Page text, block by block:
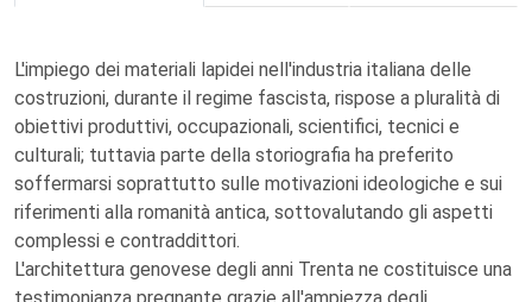
L'impiego dei materiali lapidei nell'industria italiana delle
costruzioni, durante il regime fascista, rispose a pluralità di
obiettivi produttivi, occupazionali, scientifici, tecnici e
culturali; tuttavia parte della storiografia ha preferito
soffermarsi soprattutto sulle motivazioni ideologiche e sui
riferimenti alla romanità antica, sottovalutando gli aspetti
complessi e contraddittori.
L'architettura genovese degli anni Trenta ne costituisce una